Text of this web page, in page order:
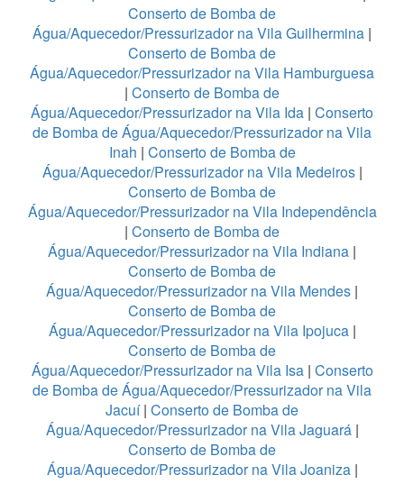
Conserto de Bomba de
Água/Aquecedor/Pressurizador na Vila Guilhermina |
Conserto de Bomba de
Água/Aquecedor/Pressurizador na Vila Hamburguesa
| Conserto de Bomba de
Água/Aquecedor/Pressurizador na Vila Ida | Conserto
de Bomba de Água/Aquecedor/Pressurizador na Vila
Inah | Conserto de Bomba de
Água/Aquecedor/Pressurizador na Vila Medeiros|
Conserto de Bomba de
Água/Aquecedor/Pressurizador na Vila Independência
| Conserto de Bomba de
Água/Aquecedor/Pressurizador na Vila Indiana |
Conserto de Bomba de
Água/Aquecedor/Pressurizador na Vila Mendes |
Conserto de Bomba de
Água/Aquecedor/Pressurizador na Vila Ipojuca|
Conserto de Bomba de
Água/Aquecedor/Pressurizador na Vila Isa| Conserto
de Bomba de Água/Aquecedor/Pressurizador na Vila
Jacuí| Conserto de Bomba de
Água/Aquecedor/Pressurizador na Vila Jaguará|
Conserto de Bomba de
Água/Aquecedor/Pressurizador na Vila Joaniza|